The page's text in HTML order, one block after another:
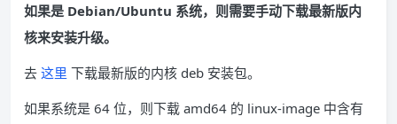
如果是 Debian/Ubuntu 系统，则需要手动下载最新版内
核来安装升级。
去 这里 下载最新版的内核 deb 安装包。
如果系统是 64 位，则下载 amd64 的 linux-image 中含有